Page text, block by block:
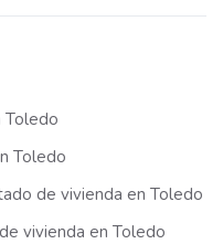
Toledo
Toledo
de vivienda en Toledo
vivienda en Toledo